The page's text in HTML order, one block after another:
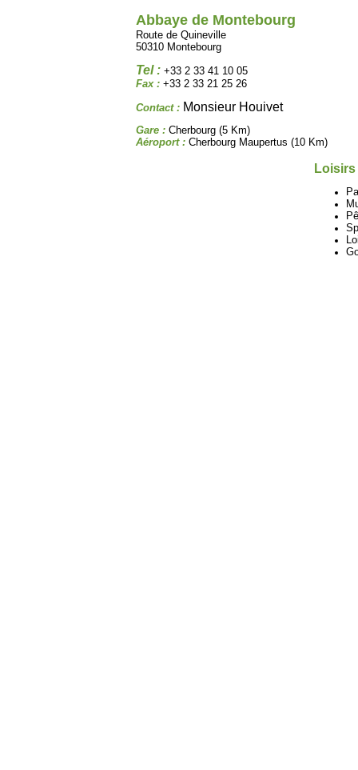
Abbaye de Montebourg
Route de Quineville
50310 Montebourg
Tel : +33 2 33 41 10 05
Fax : +33 2 33 21 25 26
Contact : Monsieur Houivet
Gare : Cherbourg (5 Km)
Aéroport : Cherbourg Maupertus (10 Km)